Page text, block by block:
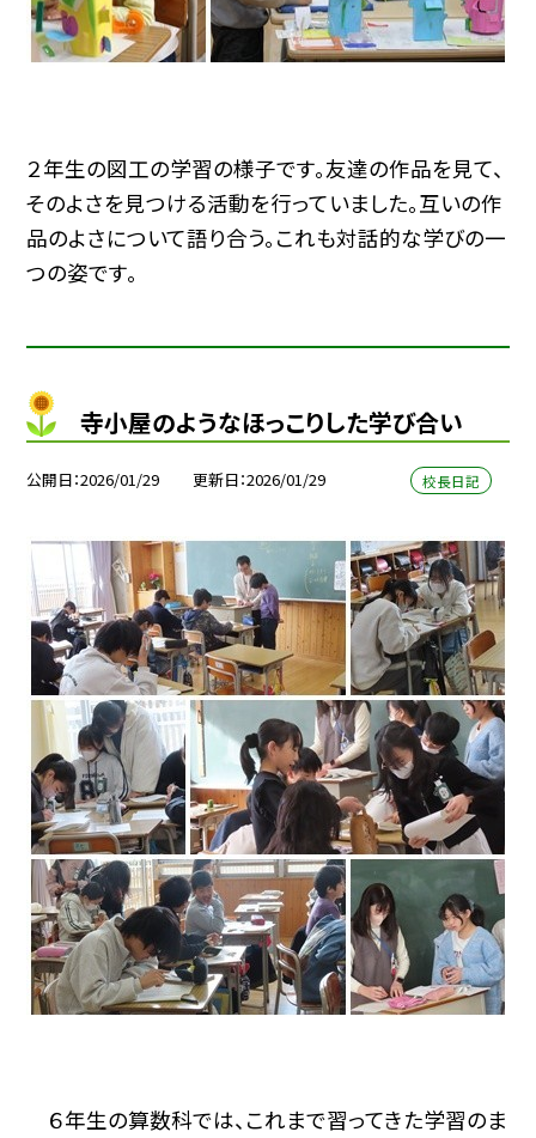
２年生の図工の学習の様子です。友達の作品を見て、
そのよさを見つける活動を行っていました。互いの作
品のよさについて語り合う。これも対話的な学びの一
つの姿です。
寺小屋のようなほっこりした学び合い
公開日 2026/01/29 更新日 2026/01/29 校長日記
６年生の算数科では、これまで習ってきた学習のま